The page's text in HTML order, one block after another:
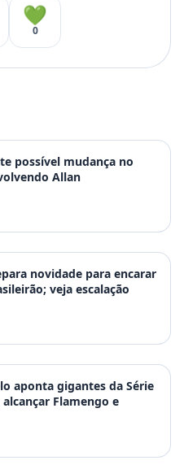
💚
0
possível mudança no
Allan
novidade para encarar
veja escalação
aponta gigantes da Série
Flamengo e